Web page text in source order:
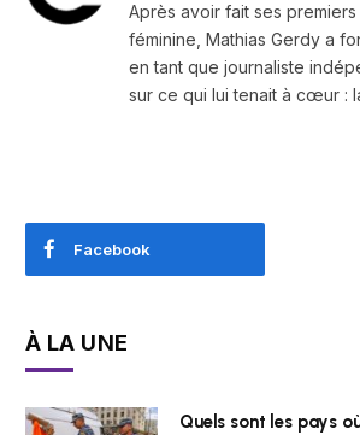
Après avoir fait ses
féminine, Mathias Gerdy a
en tant que journaliste
sur ce qui lui tenait à cœur :
Facebook
À LA UNE
Quels sont les pays